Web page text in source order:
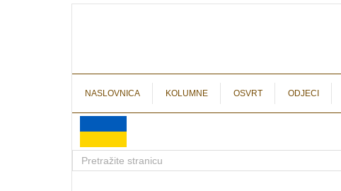
NASLOVNICA KOLUMNE OSVRT ODJECI